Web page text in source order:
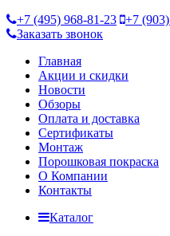
+7 (495) 968-81-23 +7 (903)
Заказать звонок
Главная
Акции и скидки
Новости
Обзоры
Оплата и доставка
Сертификаты
Монтаж
Порошковая покраска
О Компании
Контакты
Каталог